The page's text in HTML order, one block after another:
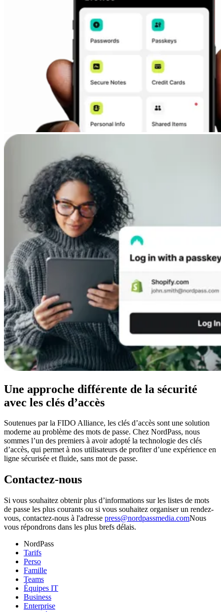
Une approche différente de la sécurité
avec les clés d’accès
Soutenues par la FIDO Alliance, les clés d’accès sont une solution
moderne au problème des mots de passe. Chez NordPass, nous
sommes l’un des premiers à avoir adopté la technologie des clés
d’accès, qui permet à nos utilisateurs de profiter d’une expérience en
ligne sécurisée et fluide, sans mot de passe.
Contactez-nous
Si vous souhaitez obtenir plus d’informations sur les listes de mots
de passe les plus courants ou si vous souhaitez organiser un rendez-
vous, contactez-nous à l'adresse press@nordpassmedia.comNous
vous répondrons dans les plus brefs délais.
NordPass
Tarifs
Perso
Famille
Teams
Équipes IT
Business
Enterprise